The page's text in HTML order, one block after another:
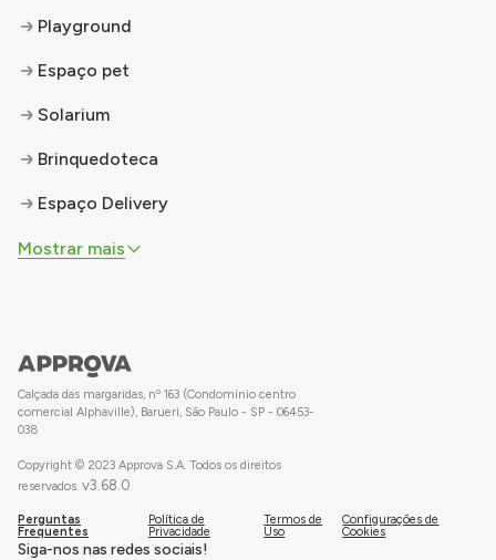
Playground
Espaço pet
Solarium
Brinquedoteca
Espaço Delivery
Mostrar mais
Calçada das margaridas, nº 163 (Condomínio centro
comercial Alphaville), Barueri, São Paulo - SP - 06453-
038
Copyright © 2023 Approva S.A. Todos os direitos
reservados. v3.68.0
Perguntas
Frequentes
Política de
Privacidade
Termos de
Uso
Configurações de
Cookies
Siga-nos nas redes sociais!